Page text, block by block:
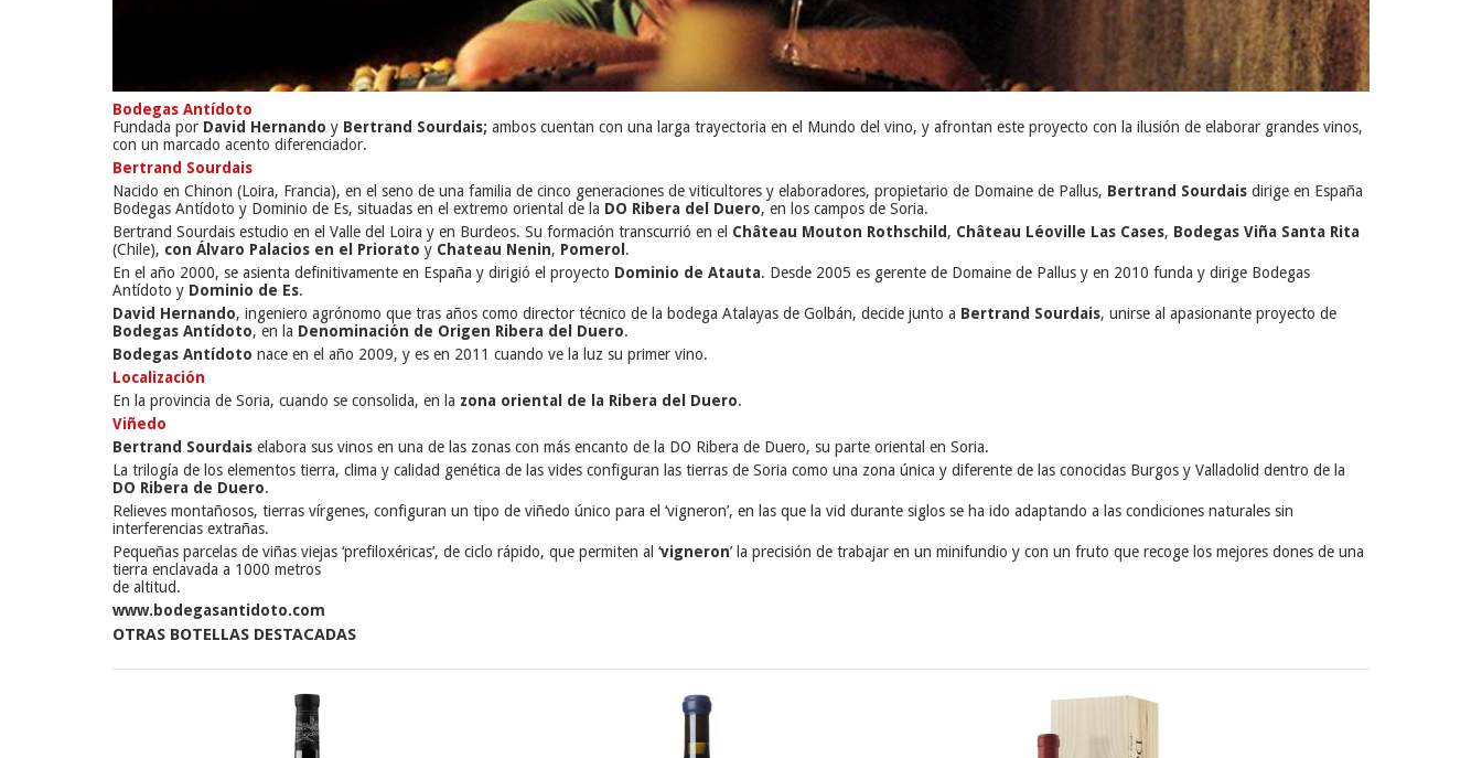
Bodegas Antídoto
Fundada por David Hernando y Bertrand Sourdais; ambos cuentan con una larga trayectoria en el Mundo del vino, y afrontan este proyecto con la ilusión de elaborar grandes vinos,
con un marcado acento diferenciador.
Bertrand Sourdais
Nacido en Chinon (Loira, Francia), en el seno de una familia de cinco generaciones de viticultores y elaboradores, propietario de Domaine de Pallus, Bertrand Sourdais dirige en España
Bodegas Antídoto y Dominio de Es, situadas en el extremo oriental de la DO Ribera del Duero, en los campos de Soria.
Bertrand Sourdais estudio en el Valle del Loira y en Burdeos. Su formación transcurrió en el Château Mouton Rothschild, Château Léoville Las Cases, Bodegas Viña Santa Rita
(Chile), con Álvaro Palacios en el Priorato y Chateau Nenin, Pomerol .
En el año 2000, se asienta definitivamente en España y dirigió el proyecto Dominio de Atauta. Desde 2005 es gerente de Domaine de Pallus y en 2010 funda y dirige Bodegas
Antídoto y Dominio de Es.
David Hernando, ingeniero agrónomo que tras años como director técnico de la bodega Atalayas de Golbán, decide junto a Bertrand Sourdais, unirse al apasionante proyecto de
Bodegas Antídoto, en la Denominación de Origen Ribera del Duero.
Bodegas Antídoto nace en el año 2009, y es en 2011 cuando ve la luz su primer vino.
Localización
En la provincia de Soria, cuando se consolida, en la zona oriental de la Ribera del Duero.
Viñedo
Bertrand Sourdais elabora sus vinos en una de las zonas con más encanto de la DO Ribera de Duero, su parte oriental en Soria.
La trilogía de los elementos tierra, clima y calidad genética de las vides configuran las tierras de Soria como una zona única y diferente de las conocidas Burgos y Valladolid dentro de la
DO Ribera de Duero.
Relieves montañosos, tierras vírgenes, configuran un tipo de viñedo único para el ‘vigneron’, en las que la vid durante siglos se ha ido adaptando a las condiciones naturales sin
interferencias extrañas.
Pequeñas parcelas de viñas viejas ‘prefiloxéricas’, de ciclo rápido, que permiten al ‘vigneron’ la precisión de trabajar en un minifundio y con un fruto que recoge los mejores dones de una
tierra enclavada a 1000 metros
de altitud.
www.bodegasantidoto.com
OTRAS BOTELLAS DESTACADAS